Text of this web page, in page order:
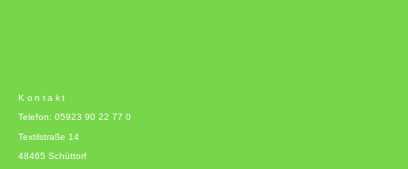
Kontakt
Telefon: 05923 90 22 77 0
Textilstraße 14
48465 Schüttorf